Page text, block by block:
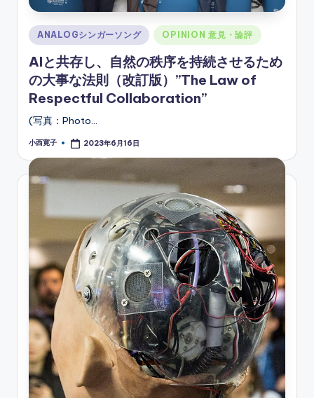
Posted
ANALOGシンガーソング OPINION 意見・論評
AIと共存し、自然の秩序を持続させるため
の大事な法則（改訂版）”The Law of
Respectful Collaboration”
(写真：Photo…
Posted
小西寛子 2023年6月16日